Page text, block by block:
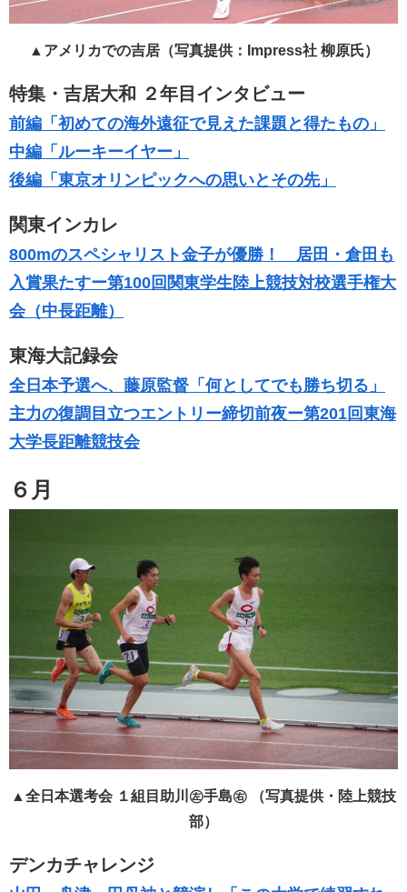
▲アメリカでの吉居（写真提供：Impress社 柳原氏）
特集・吉居大和 ２年目インタビュー
前編「初めての海外遠征で見えた課題と得たもの」
中編「ルーキーイヤー」
後編「東京オリンピックへの思いとその先」
関東インカレ
800mのスペシャリスト金子が優勝！ 居田・倉田も
入賞果たすー第100回関東学生陸上競技対校選手権大
会（中長距離）
東海大記録会
全日本予選へ、藤原監督「何としてでも勝ち切る」
主力の復調目立つエントリー締切前夜ー第201回東海
⼤学⻑距離競技会
６月
▲全日本選考会 １組目助川㊧手島㊨ （写真提供・陸上競技
部）
デンカチャレンジ